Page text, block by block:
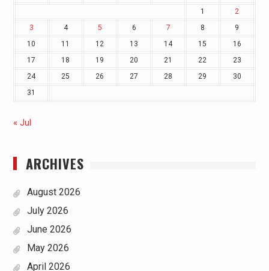
1
2
3
4 5 6 7 8
9
10
11 12 13 14 15
16
17
18 19 20 21 22
23
24
25 26 27 28 29
30
31
« Jul
ARCHIVES
August 2026
July 2026
June 2026
May 2026
April 2026